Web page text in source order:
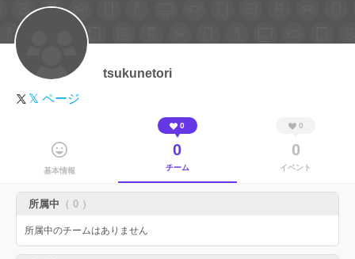
tsukunetori
𝕏 ページ
基本情報
0
0
チーム
0
0
イベント
所属中 （ 0 ）
所属中のチームはありません